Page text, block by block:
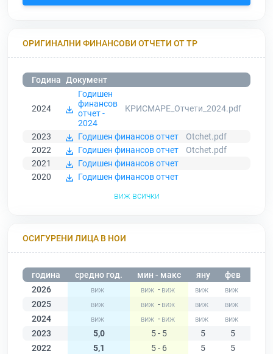
ОРИГИНАЛНИ ФИНАНСОВИ ОТЧЕТИ ОТ ТР
Година Документ
2024
Годишен
финансов
отчет -
2024
КРИСМАРЕ_Отчети_2024.pdf
2023 Годишен финансов отчет
Otchet.pdf
2022
Годишен финансов отчет
Otchet.pdf
2021
Годишен финансов отчет
2020
Годишен финансов отчет
виж всички
ОСИГУРЕНИ ЛИЦА В НОИ
година средно год. мин - макс яну фев
2026
-
2025
-
2024
-
2023
5,0 5 - 5 5 5
2022
5,1 5 - 6 5 5